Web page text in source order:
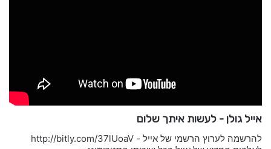
אייל גולן - לעשות איתך שלום
להרשמה לערוץ הרשמי של אייל - http://bitly.com/37lUoaV